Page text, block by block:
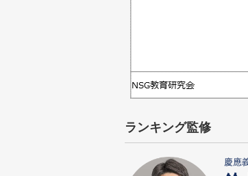
ランキング監修
慶應